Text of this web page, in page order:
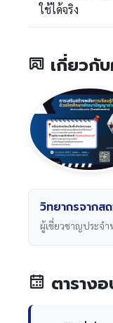
ใช้ได้จริง
เกี่ยวกั
วิทยากรจาก
ผู้เชี่ยวชาญประจำ
ตาราง